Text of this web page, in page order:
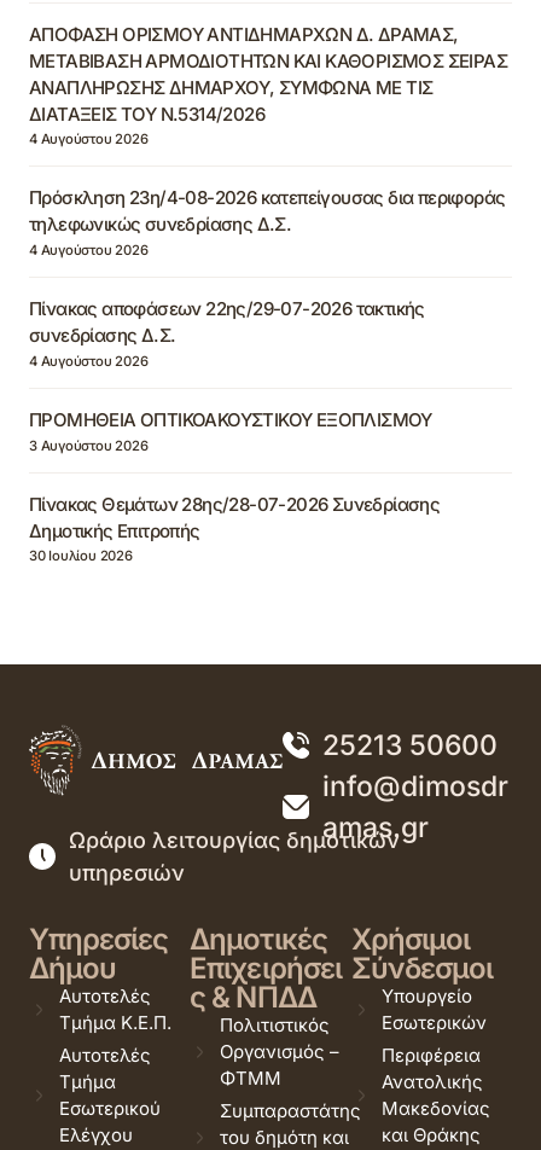
ΑΠΟΦΑΣΗ ΟΡΙΣΜΟΥ ΑΝΤΙΔΗΜΑΡΧΩΝ Δ. ΔΡΑΜΑΣ,
ΜΕΤΑΒΙΒΑΣΗ ΑΡΜΟΔΙΟΤΗΤΩΝ ΚΑΙ ΚΑΘΟΡΙΣΜΟΣ ΣΕΙΡΑΣ
ΑΝΑΠΛΗΡΩΣΗΣ ΔΗΜΑΡΧΟΥ, ΣΥΜΦΩΝΑ ΜΕ ΤΙΣ
ΔΙΑΤΑΞΕΙΣ ΤΟΥ Ν.5314/2026
4 Αυγούστου 2026
Πρόσκληση 23η/4-08-2026 κατεπείγουσας δια περιφοράς
τηλεφωνικώς συνεδρίασης Δ.Σ.
4 Αυγούστου 2026
Πίνακας αποφάσεων 22ης/29-07-2026 τακτικής
συνεδρίασης Δ.Σ.
4 Αυγούστου 2026
ΠΡΟΜΗΘΕΙΑ ΟΠΤΙΚΟΑΚΟΥΣΤΙΚΟΥ ΕΞΟΠΛΙΣΜΟΥ
3 Αυγούστου 2026
Πίνακας Θεμάτων 28ης/28-07-2026 Συνεδρίασης
Δημοτικής Επιτροπής
30 Ιουλίου 2026
25213 50600
info@dimosdr
amas.gr
Ωράριο λειτουργίας δημοτικών
υπηρεσιών
Υπηρεσίες
Δήμου
Αυτοτελές
Τμήμα Κ.Ε.Π.
Αυτοτελές
Τμήμα
Εσωτερικού
Ελέγχου
Δημοτικές
Επιχειρήσει
ς & ΝΠΔΔ
Πολιτιστικός
Οργανισμός –
ΦΤΜΜ
Συμπαραστάτης
του δημότη και
Χρήσιμοι
Σύνδεσμοι
Υπουργείο
Εσωτερικών
Περιφέρεια
Ανατολικής
Μακεδονίας
και Θράκης